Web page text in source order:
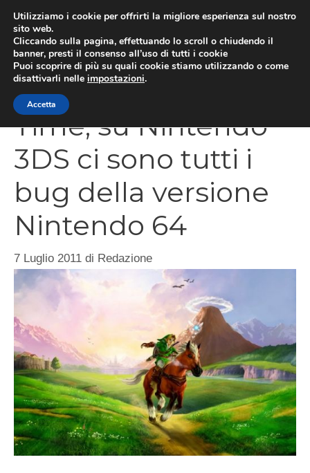
contenuto
Zelda Ocarina of
Time, su Nintendo
3DS ci sono tutti i
bug della versione
Nintendo 64
7 Luglio 2011 di Redazione
Utilizziamo i cookie per offrirti la migliore esperienza sul nostro
sito web.
Cliccando sulla pagina, effettuando lo scroll o chiudendo il
banner, presti il consenso all’uso di tutti i cookie
Puoi scoprire di più su quali cookie stiamo utilizzando o come
disattivarli nelle impostazioni.
Accetta